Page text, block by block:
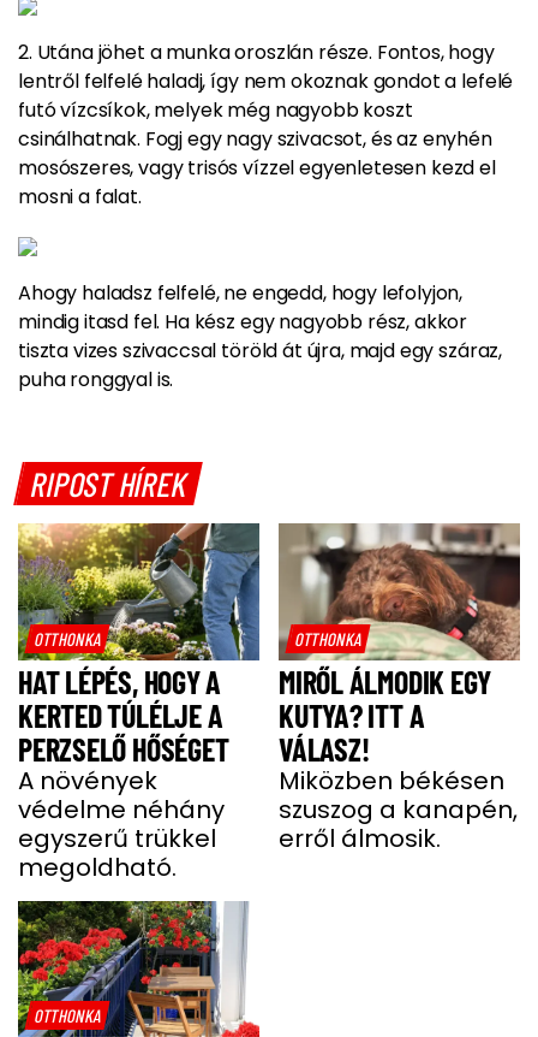
2. Utána jöhet a munka oroszlán része. Fontos, hogy
lentről felfelé haladj, így nem okoznak gondot a lefelé
futó vízcsíkok, melyek még nagyobb koszt
csinálhatnak. Fogj egy nagy szivacsot, és az enyhén
mosószeres, vagy trisós vízzel egyenletesen kezd el
mosni a falat.
Ahogy haladsz felfelé, ne engedd, hogy lefolyjon,
mindig itasd fel. Ha kész egy nagyobb rész, akkor
tiszta vizes szivaccsal töröld át újra, majd egy száraz,
puha ronggyal is.
RIPOST HÍREK
OTTHONKA
HAT LÉPÉS, HOGY A
KERTED TÚLÉLJE A
PERZSELŐ HŐSÉGET
A növények
védelme néhány
egyszerű trükkel
megoldható.
OTTHONKA
MIRŐL ÁLMODIK EGY
KUTYA? ITT A
VÁLASZ!
Miközben békésen
szuszog a kanapén,
erről álmosik.
OTTHONKA